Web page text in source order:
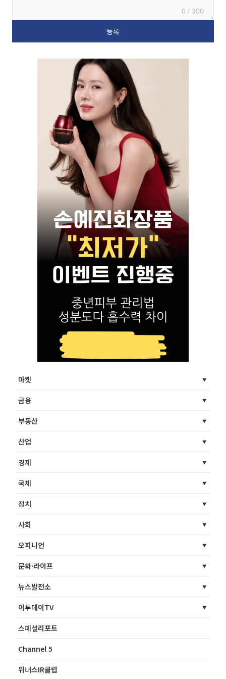
0 / 300
마켓
금융
부동산
산업
경제
국제
정치
사회
오피니언
문화·라이프
뉴스발전소
이투데이TV
스페셜리포트
Channel 5
위너스IR클럽